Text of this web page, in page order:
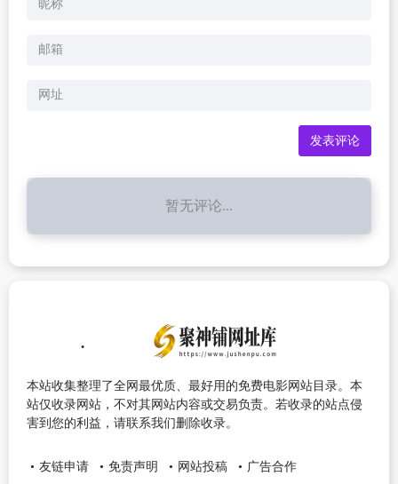
暂无评论...
本站收集整理了全网最优质、最好用的免费电影网站目录。本
站仅收录网站，不对其网站内容或交易负责。若收录的站点侵
害到您的利益，请联系我们删除收录。
友链申请 免责声明 网站投稿 广告合作